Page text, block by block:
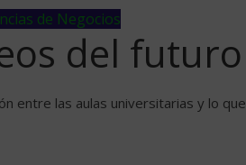
de Negocios
del futuro
entre las aulas universitarias y lo